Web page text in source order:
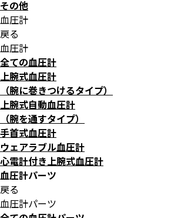
その他
血圧計
戻る
血圧計
全ての血圧計
上腕式血圧計
（腕に巻きつけるタイプ）
上腕式自動血圧計
（腕を通すタイプ）
手首式血圧計
ウェアラブル血圧計
心電計付き上腕式血圧計
血圧計パーツ
戻る
血圧計パーツ